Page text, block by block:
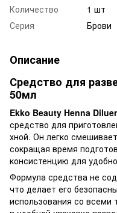
Количество
1 шт
Серия
Брови
Описание
Средство для
50мл
Ekko Beauty Henna
средство для
хной. Он легко
сокращая время
консистенцию для
Формула средства не
что делает его
использования со